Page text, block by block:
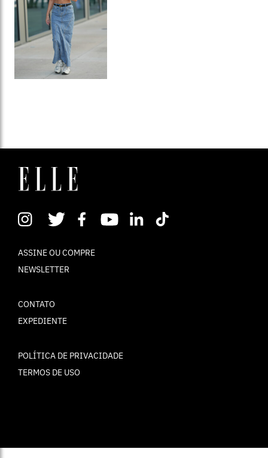
ASSINE OU COMPRE
NEWSLETTER
CONTATO
EXPEDIENTE
POLÍTICA DE PRIVACIDADE
TERMOS DE USO